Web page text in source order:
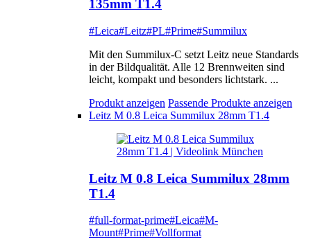
135mm T1.4
#Leica#Leitz#PL#Prime#Summilux
Mit den Summilux-C setzt Leitz neue Standards
in der Bildqualität. Alle 12 Brennweiten sind
leicht, kompakt und besonders lichtstark. ...
Produkt anzeigen Passende Produkte anzeigen
Leitz M 0.8 Leica Summilux 28mm T1.4
Leitz M 0.8 Leica Summilux 28mm
T1.4
#full-format-prime#Leica#M-
Mount#Prime#Vollformat